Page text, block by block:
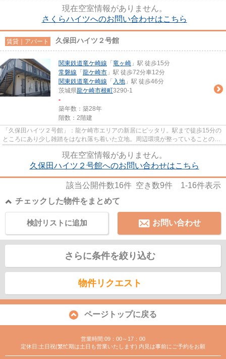
現在空室情報がありません。
さくらハイツへのお問い合わせはこちら
賃貸｜アパート 久保田ハイツ２号館
関東鉄道竜ケ崎線 「 竜ヶ崎 」駅 徒歩15分
常磐線 「 龍ケ崎市 」駅 徒歩72分車12分
関東鉄道竜ケ崎線 「 入地 」駅 徒歩46分
茨城県龍ケ崎市根町3290-1
-
築年数：築28年
階数：2階建
「久保田ハイツ２号館」：龍ケ崎市エリアの新居にピッタリ。駅まで徒歩15分の
ところにあり少し雑踏をはなれ落ち着いた立地。周辺環境が整っていることの多
現在空室情報がありません。
久保田ハイツ２号館へのお問い合わせはこちら
該当公開件数16件 空き数9件 1-16件表示
チェックした物件をまとめて
お問い合わせ
検討リストに追加
さらに条件を絞り込む
物件リクエスト
ページトップに戻る
営業時間:09：00～17：00
定休日:土日祝(繁忙期は土日も営業いたします) 内見は事前にご予約をお願